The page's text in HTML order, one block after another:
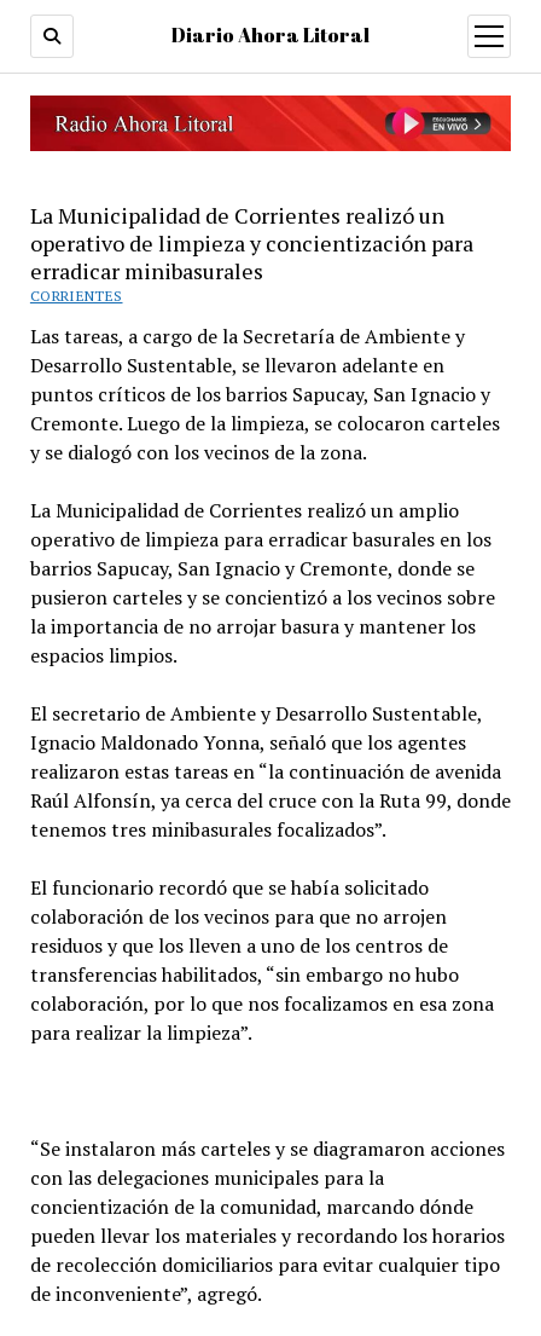
Diario Ahora Litoral
open
menu
La Municipalidad de Corrientes realizó un
operativo de limpieza y concientización para
erradicar minibasurales
CORRIENTES
Las tareas, a cargo de la Secretaría de Ambiente y
Desarrollo Sustentable, se llevaron adelante en
puntos críticos de los barrios Sapucay, San Ignacio y
Cremonte. Luego de la limpieza, se colocaron carteles
y se dialogó con los vecinos de la zona.
La Municipalidad de Corrientes realizó un amplio
operativo de limpieza para erradicar basurales en los
barrios Sapucay, San Ignacio y Cremonte, donde se
pusieron carteles y se concientizó a los vecinos sobre
la importancia de no arrojar basura y mantener los
espacios limpios.
El secretario de Ambiente y Desarrollo Sustentable,
Ignacio Maldonado Yonna, señaló que los agentes
realizaron estas tareas en “la continuación de avenida
Raúl Alfonsín, ya cerca del cruce con la Ruta 99, donde
tenemos tres minibasurales focalizados”.
El funcionario recordó que se había solicitado
colaboración de los vecinos para que no arrojen
residuos y que los lleven a uno de los centros de
transferencias habilitados, “sin embargo no hubo
colaboración, por lo que nos focalizamos en esa zona
para realizar la limpieza”.
“Se instalaron más carteles y se diagramaron acciones
con las delegaciones municipales para la
concientización de la comunidad, marcando dónde
pueden llevar los materiales y recordando los horarios
de recolección domiciliarios para evitar cualquier tipo
de inconveniente”, agregó.